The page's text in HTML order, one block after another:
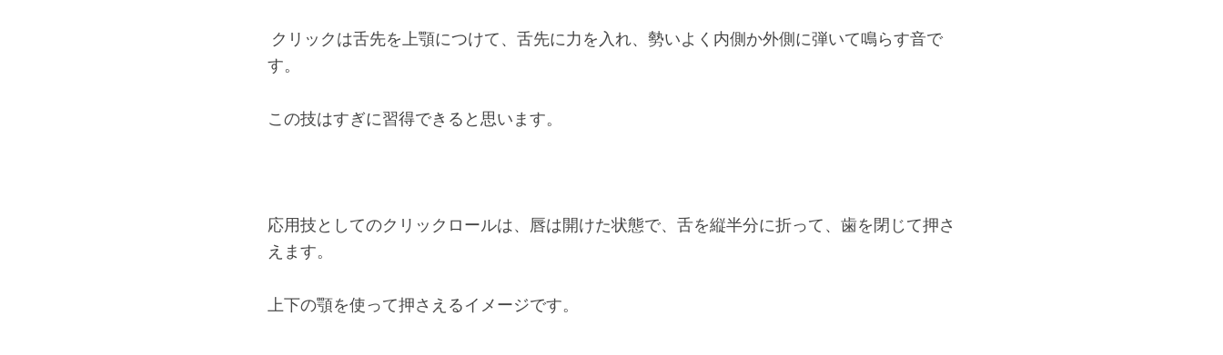
クリックは舌先を上顎につけて、舌先に力を入れ、勢いよく内側か外側に弾いて鳴らす音で
す。
この技はすぎに習得できると思います。
応用技としてのクリックロールは、唇は開けた状態で、舌を縦半分に折って、歯を閉じて押さ
えます。
上下の顎を使って押さえるイメージです。